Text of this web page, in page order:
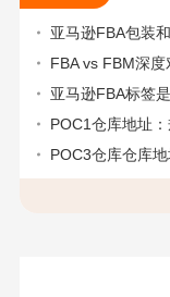
亚马逊FBA包装
FBA vs FBM深度对
亚马逊FBA标签是
POC1仓库地址
POC3仓库仓库